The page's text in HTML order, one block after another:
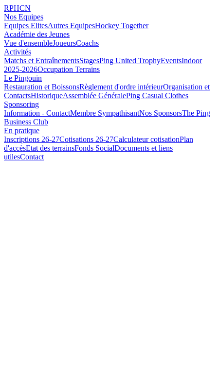
RPHCN
Nos Equipes
Equipes ElitesAutres EquipesHockey Together
Académie des Jeunes
Vue d'ensembleJoueursCoachs
Activités
Matchs et EntraînementsStagesPing United TrophyEventsIndoor
2025-2026Occupation Terrains
Le Pingouin
Restauration et BoissonsRèglement d'ordre intérieurOrganisation et
ContactsHistoriqueAssemblée GénéralePing Casual Clothes
Sponsoring
Information - ContactMembre SympathisantNos SponsorsThe Ping
Business Club
En pratique
Inscriptions 26-27Cotisations 26-27Calculateur cotisationPlan
d'accèsEtat des terrainsFonds SocialDocuments et liens
utilesContact